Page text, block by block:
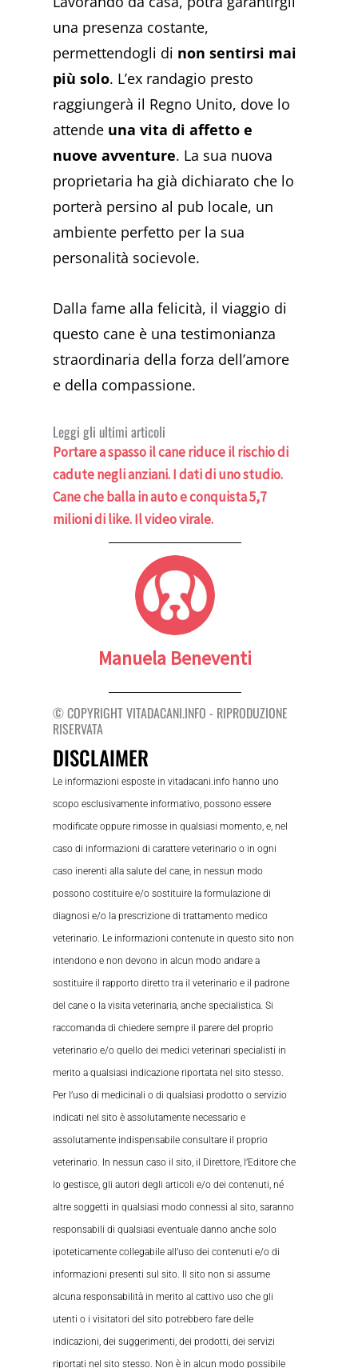
una presenza costante,
permettendogli di non sentirsi mai
più solo. L’ex randagio presto
raggiungerà il Regno Unito, dove lo
attende una vita di affetto e
nuove avventure. La sua nuova
proprietaria ha già dichiarato che lo
porterà persino al pub locale, un
ambiente perfetto per la sua
personalità socievole.
Dalla fame alla felicità, il viaggio di
questo cane è una testimonianza
straordinaria della forza dell’amore
e della compassione.
Leggi gli ultimi articoli
Portare a spasso il cane riduce il rischio di
cadute negli anziani. I dati di uno studio.
Cane che balla in auto e conquista 5,7
milioni di like. Il video virale.
Manuela Beneventi
© COPYRIGHT VITADACANI.INFO - RIPRODUZIONE
RISERVATA
DISCLAIMER
Le informazioni esposte in vitadacani.info hanno uno
scopo esclusivamente informativo, possono essere
modificate oppure rimosse in qualsiasi momento, e, nel
caso di informazioni di carattere veterinario o in ogni
caso inerenti alla salute del cane, in nessun modo
possono costituire e/o sostituire la formulazione di
diagnosi e/o la prescrizione di trattamento medico
veterinario. Le informazioni contenute in questo sito non
intendono e non devono in alcun modo andare a
sostituire il rapporto diretto tra il veterinario e il padrone
del cane o la visita veterinaria, anche specialistica. Si
raccomanda di chiedere sempre il parere del proprio
veterinario e/o quello dei medici veterinari specialisti in
merito a qualsiasi indicazione riportata nel sito stesso.
Per l’uso di medicinali o di qualsiasi prodotto o servizio
indicati nel sito è assolutamente necessario e
assolutamente indispensabile consultare il proprio
veterinario. In nessun caso il sito, il Direttore, l’Editore che
lo gestisce, gli autori degli articoli e/o dei contenuti, né
altre soggetti in qualsiasi modo connessi al sito, saranno
responsabili di qualsiasi eventuale danno anche solo
ipoteticamente collegabile all’uso dei contenuti e/o di
informazioni presenti sul sito. Il sito non si assume
alcuna responsabilità in merito al cattivo uso che gli
utenti o i visitatori del sito potrebbero fare delle
indicazioni, dei suggerimenti, dei prodotti, dei servizi
riportati nel sito stesso. Non è in alcun modo possibile